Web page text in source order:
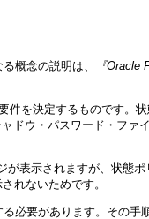
概念の説明は、
『Oracle
を決定するものです。
ドウ・パスワード・ファ
表示されますが、状態
れないためです。
必要があります。その手順